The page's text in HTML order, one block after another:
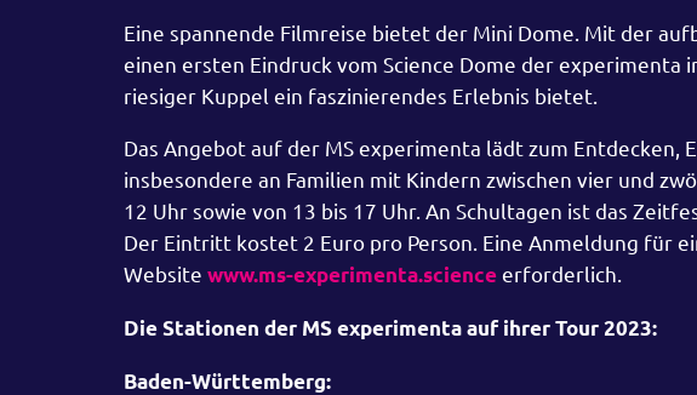
Eine spannende Filmreise bietet der Mini Dome. Mit der
einen ersten Eindruck vom Science Dome der
riesiger Kuppel ein faszinierendes Erlebnis bietet.
Das Angebot auf der MS experimenta lädt zum Entdecken,
insbesondere an Familien mit Kindern zwischen vier und
12 Uhr sowie von 13 bis 17 Uhr. An Schultagen ist das
Der Eintritt kostet 2 Euro pro Person. Eine Anmeldung für
Website www.ms-experimenta.scienceerforderlich.
Die Stationen der MS experimenta auf ihrer Tour 2023:
Baden-Württemberg: